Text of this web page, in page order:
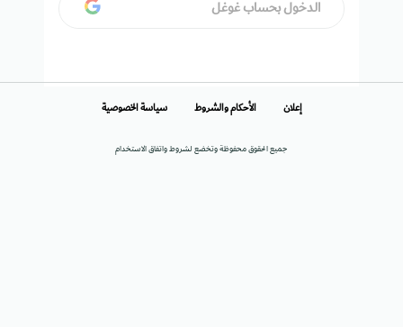
الدخول بحساب غوغل
جميع الحقوق محفوظة وتخضع لشروط واتفاق الاستخدام
إعلان الأحكام والشروط سياسة الخصوصية